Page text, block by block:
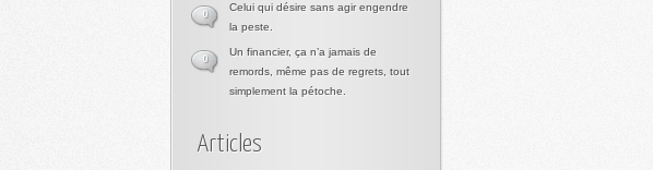
Celui qui désire sans agir engendre
la peste.
0
Un financier, ça n’a jamais de
remords, même pas de regrets, tout
simplement la pétoche.
0
Articles